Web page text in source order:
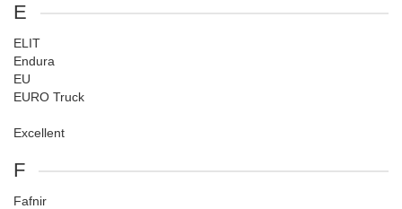
E
ELIT
Endura
EU
EURO Truck
Excellent
F
Fafnir